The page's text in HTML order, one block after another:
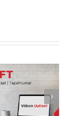
Viikon Uutiset 231: Nuorten
urheilijoiden biologisessa